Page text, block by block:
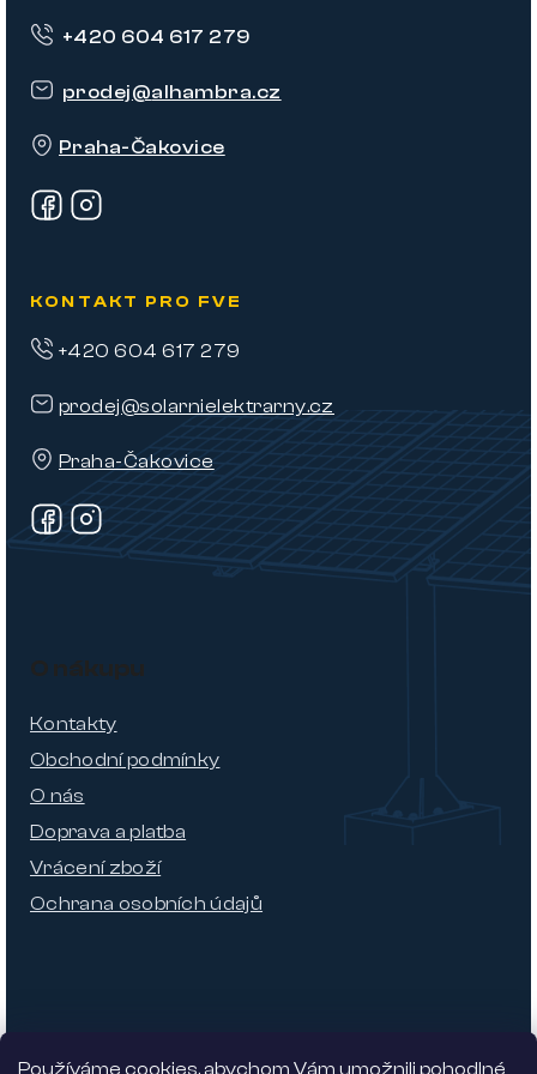
Používáme cookies, abychom Vám umožnili pohodlné
prodej@alhambra.cz
Praha-Čakovice
+420 604 617 279
KONTAKT PRO FVE
prodej@solarnielektrarny.cz
Praha-Čakovice
+420 604 617 279
O nákupu
Kontakty
Obchodní podmínky
O nás
Doprava a platba
Vrácení zboží
Ochrana osobních údajů